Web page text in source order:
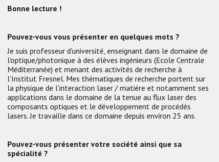
Bonne lecture !
Pouvez-vous vous présenter en quelques mots ?
Je suis professeur d’université, enseignant dans le domaine de
l’optique/photonique à des élèves ingénieurs (Ecole Centrale
Méditerranée) et menant des activités de recherche à
l’Institut Fresnel. Mes thématiques de recherche portent sur
la physique de l’interaction laser / matière et notamment ses
applications dans le domaine de la tenue au flux laser des
composants optiques et le développement de procédés
lasers. Je travaille dans ce domaine depuis environ 25 ans.
Pouvez-vous présenter votre société ainsi que sa
spécialité ?